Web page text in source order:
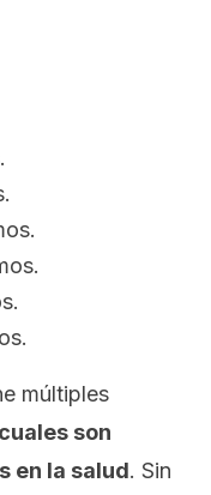
múltiples
son
en la salud. Sin